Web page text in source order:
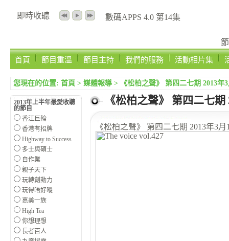
即時收聽 數碼APPS 4.0 第14集
首頁
節目重溫 節目主持 我們的服務 活動相片集
您現在的位置: 首頁 > 媒體報導 > 《松柏之聲》 第四二七期 2013年
2013年上半年最愛收聽
的節目
香江巨輪
香港有招牌
Highway to Success
多士與碩士
自作業
親子天下
玩轉創動力
玩得唔好嘥
嘉美一族
High Tea
你想理想
長者百人
《松柏之聲》 第四二七
《松柏之聲》 第四二七期 2013年3月